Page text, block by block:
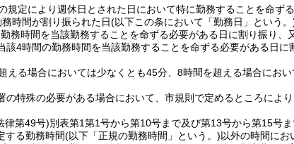
規定により週休日とされた日において特に勤務することを命ず
時間が割り振られた日(以下この条において「勤務日」という。
務時間を当該勤務することを命ずる必要がある日に割り振り、
4時間の勤務時間を当該勤務することを命ずる必要がある日に
える場合においては少なくとも45分、8時間を超える場合にお
特殊の必要がある場合において、市規則で定めるところによ
律第49号)別表第1第1号から第10号まで及び第13号から第15号
する勤務時間(以下「正規の勤務時間」という。)以外の時間に